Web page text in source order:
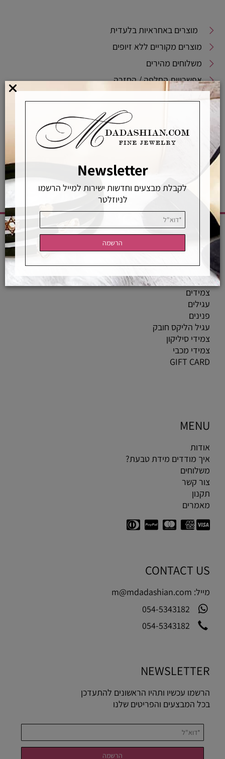
מוצרים באחראיות בלעדית
מוצרים מקוריים ללא זיופים
משלוחים מהירים
אפשרויות החלפה / החזרה
אחראיות בלעדית משלוחים מהירים רכישה מאובטחת
CATEGORIES
שרשראות
טבעות
צמידים
עגילים
פנינים
עגיל הליקס חובק
צמידי סיליקון
צמידי מכבי
GIFT CARD
MENU
אודות
איך מודדים מידת טבעת?
משלוחים
צור קשר
תקנון
מאמרים
CONTACT US
מייל: m@mdadashian.com
054-5343182
054-5343182
NEWSLETTER
הרשמו עכשיו ותהיו הראשונים להתעדכן
בכל המבצעים והפריטים שלנו
Newsletter
לקבלת מבצעים וחדשות ישירות למייל הרשמו
לניוזלטר